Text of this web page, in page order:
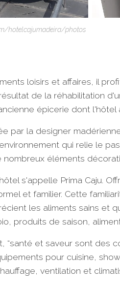
hotelcajumadeira/photos
loisirs et affaires, il
de la réhabilitation
épicerie dont l'hôtel
par la designer
qui relie le
nombreux éléments
s'appelle Prima Caju.
et familier. Cette
les aliments sains et
produits de saison,
“santé et saveur sont des
pour cuisine,
ventilation et